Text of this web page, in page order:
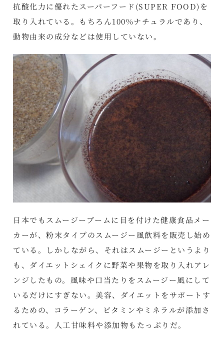
抗酸化力に優れたスーパーフード(SUPER FOOD)を
取り入れている。もちろん100%ナチュラルであり、
動物由来の成分などは使用していない。
日本でもスムージーブームに目を付けた健康食品メー
カーが、粉末タイプのスムージー風飲料を販売し始め
ている。しかしながら、それはスムージーというより
も、ダイエットシェイクに野菜や果物を取り入れアレ
ンジしたもの。風味や口当たりをスムージー風にして
いるだけにすぎない。美容、ダイエットをサポートす
るための、コラーゲン、ビタミンやミネラルが添加さ
れている。人工甘味料や添加物もたっぷりだ。